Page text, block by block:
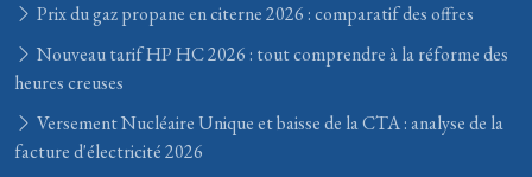
Prix du gaz propane en citerne 2026 : comparatif des offres
Nouveau tarif HP HC 2026 : tout comprendre à la réforme des
heures creuses
Versement Nucléaire Unique et baisse de la CTA : analyse de la
facture d'électricité 2026